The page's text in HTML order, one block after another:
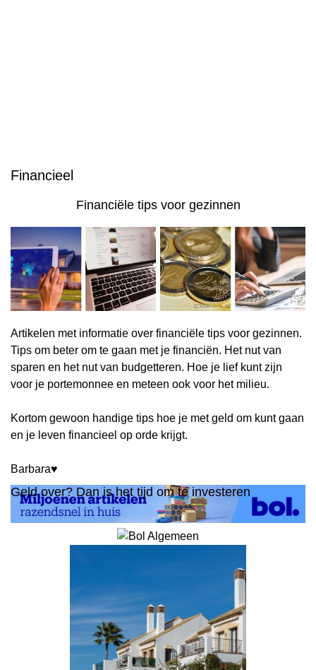
Financieel
Financiële tips voor gezinnen
Artikelen met informatie over financiële tips voor gezinnen.
Tips om beter om te gaan met je financiën. Het nut van
sparen en het nut van budgetteren. Hoe je lief kunt zijn
voor je portemonnee en meteen ook voor het milieu.
Kortom gewoon handige tips hoe je met geld om kunt gaan
en je leven financieel op orde krijgt.
Barbara♥
Geld over? Dan is het tijd om te investeren